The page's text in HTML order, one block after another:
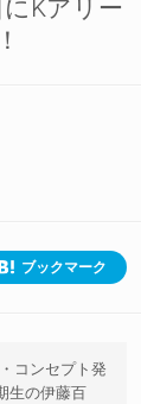
Kアリー
ブックマーク
コンセプト発
生の伊藤百